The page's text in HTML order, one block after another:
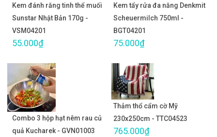
Kem đánh răng tinh thể muối
Sunstar Nhật Bản 170g -
VSM04201
55.000₫
Kem tẩy rửa đa năng Denkmit
Scheuermilch 750ml -
BGT04201
75.000₫
Combo 3 hộp hạt nêm rau củ
quả Kucharek - GVN01003
Thảm thổ cẩm cờ Mỹ
230x250cm - TTC04523
765.000₫